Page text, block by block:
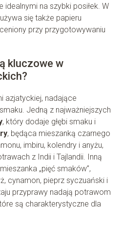
idealnymi na szybki posiłek. W
się także papieru
przy przygotowywaniu
kluczowe w
azjatyckiej, nadające
Jedną z najważniejszych
, który dodaje głębi smaku i
, będąca mieszanką czarnego
imbiru, kolendry i anyżu,
z Indii i Tajlandii. Inną
„pięć smaków”,
cynamon, pieprz syczuański i
przyprawy nadają potrawom
są charakterystyczne dla